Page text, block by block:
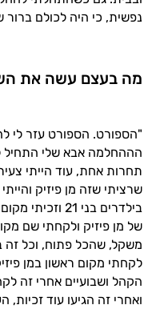
נפשית, כי היה לכולם ברור
מה בעצם עשה את
"הספורט. הספורט עזר לי
הההחלמה אבא שלי התחיל
תחרות אחת, עוד הייתי
שרציתי שזה מן פיזיק
בילדרים בני
משקל, שהכל פתוח, וכל זה
לקחתי מקום ראשון במן
הקהל ושבועיים אחרי זה
ואחרי זה הגיעו עוד